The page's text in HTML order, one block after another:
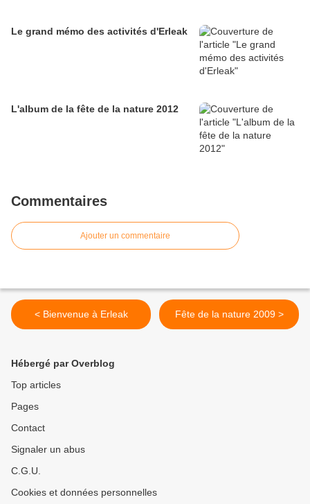
Le grand mémo des activités d'Erleak
L'album de la fête de la nature 2012
Commentaires
Ajouter un commentaire
< Bienvenue à Erleak Fête de la nature 2009 >
Hébergé par Overblog
Top articles
Pages
Contact
Signaler un abus
C.G.U.
Cookies et données personnelles